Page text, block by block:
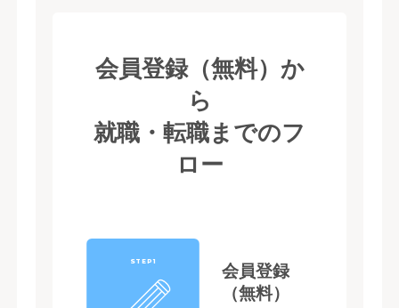
会員登録（無料）か
ら
就職・転職までのフ
ロー
STEP1
会員登録
（無料）